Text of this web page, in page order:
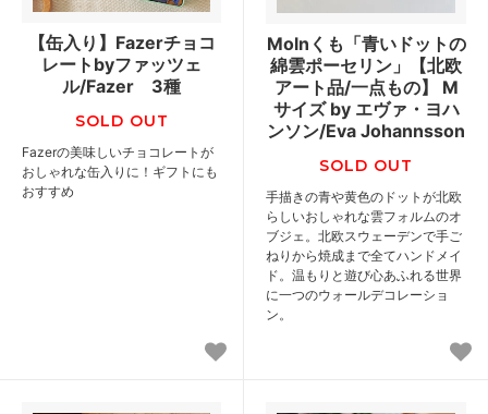
【缶入り】Fazerチョコ
レートbyファッツェ
ル/Fazer 3種
SOLD OUT
Fazerの美味しいチョコレートが
おしゃれな缶入りに！ギフトにも
おすすめ
Molnくも「青いドットの
綿雲ポーセリン」【北欧
アート品/一点もの】 M
サイズ by エヴァ・ヨハ
ンソン/Eva Johannsson
SOLD OUT
手描きの青や黄色のドットが北欧
らしいおしゃれな雲フォルムのオ
ブジェ。北欧スウェーデンで手ご
ねりから焼成まで全てハンドメイ
ド。温もりと遊び心あふれる世界
に一つのウォールデコレーショ
ン。